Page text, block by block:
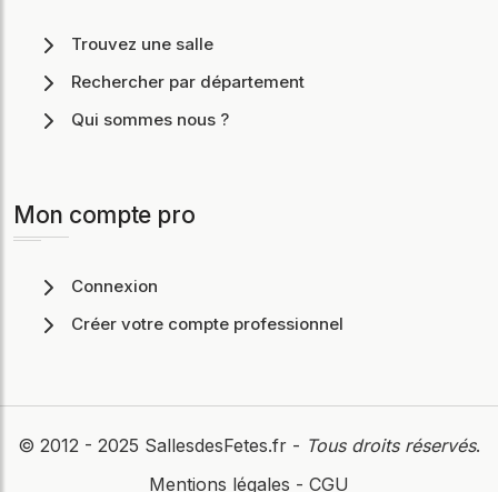
Trouvez une salle
Rechercher par département
Qui sommes nous ?
Mon compte pro
Connexion
Créer votre compte professionnel
© 2012 - 2025 SallesdesFetes.fr - Tous droits réservés.
Mentions légales - CGU